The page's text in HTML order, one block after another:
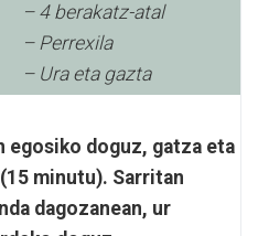
– 4 berakatz-atal
– Perrexila
– Ura eta gazta
doguz, gatza eta
minutu). Sarritan
dagozanean, ur